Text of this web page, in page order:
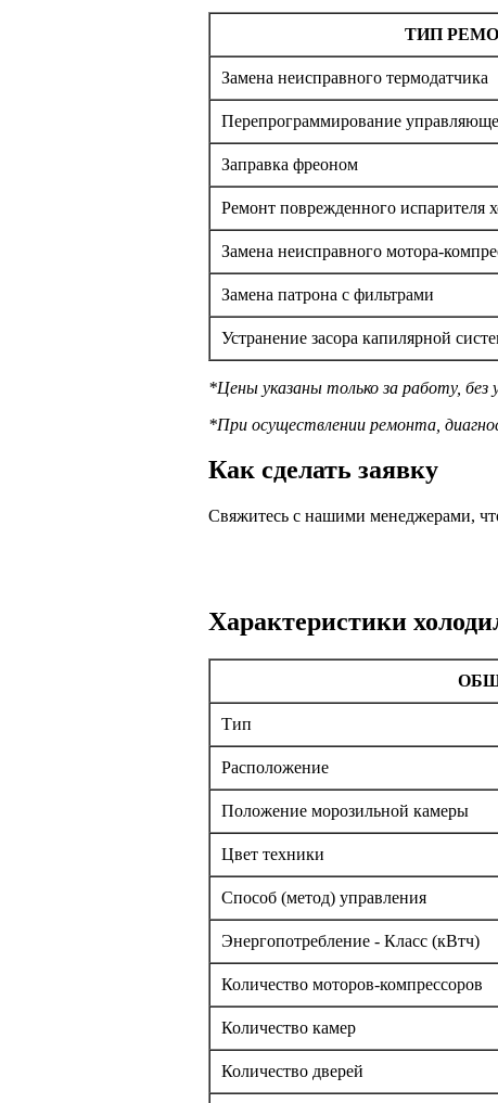
ТИП
Замена неисправного термодатчика
Перепрограммирование
Заправка фреоном
Ремонт поврежденного испарителя
Замена неисправного мотора-
Замена патрона с фильтрами
Устранение засора капилярной
*Цены указаны только за работу,
*При осуществлении ремонта,
Как сделать заявку
Свяжитесь с нашими менеджерами,
Характеристики
Тип
Расположение
Положение морозильной камеры
Цвет техники
Способ (метод) управления
Энергопотребление - Класс (кВтч)
Количество моторов-компрессоров
Количество камер
Количество дверей